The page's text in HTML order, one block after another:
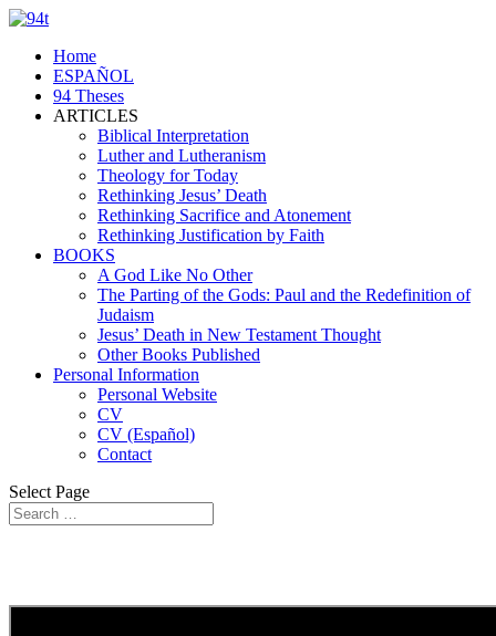
Home
ESPAÑOL
94 Theses
ARTICLES
Biblical Interpretation
Luther and Lutheranism
Theology for Today
Rethinking Jesus’ Death
Rethinking Sacrifice and Atonement
Rethinking Justification by Faith
BOOKS
A God Like No Other
The Parting of the Gods: Paul and the Redefinition of
Judaism
Jesus’ Death in New Testament Thought
Other Books Published
Personal Information
Personal Website
CV
CV (Español)
Contact
Select Page